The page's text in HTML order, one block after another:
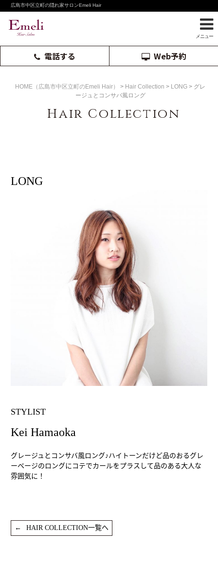
広島市中区立町の隠れ家サロンEmeli Hair
メニュー
電話する Web予約
HOME（広島市中区立町のEmeli Hair） > Hair Collection > LONG > グレ
ージュとコンサバ風ロング
Hair Collection
LONG
STYLIST
Kei Hamaoka
グレージュとコンサバ風ロング♪ハイトーンだけど品のおるグレ
ーベージのロングにコテでカールをプラスして品のある大人な
雰囲気に！
HAIR COLLECTION一覧へ